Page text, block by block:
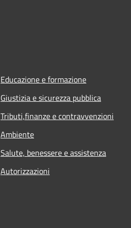
Educazione e formazione
Giustizia e sicurezza pubblica
Tributi,finanze e contravvenzioni
Ambiente
Salute, benessere e assistenza
Autorizzazioni